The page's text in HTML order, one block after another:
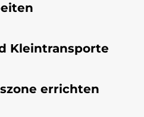
Kleintransporte
errichten